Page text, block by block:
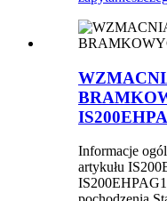
Informacje
artykułu